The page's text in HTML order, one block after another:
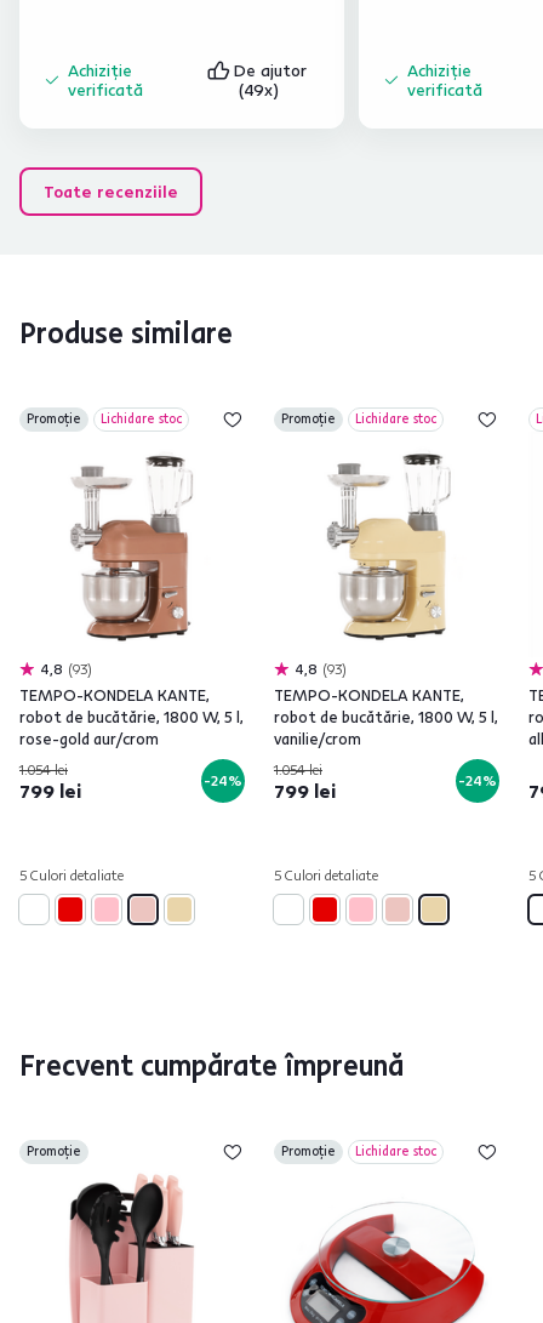
Achiziție
verificată
De ajutor
(49x)
Achiziție
verificată
Toate recenziile
Produse similare
Promoție Lichidare stoc
4,8 93
TEMPO-KONDELA KANTE,
robot de bucătărie, 1800 W, 5 l,
rose-gold aur/crom
1.054 lei
799 lei -24%
5 Culori detaliate
Promoție Lichidare stoc
4,8 93
TEMPO-KONDELA KANTE,
robot de bucătărie, 1800 W, 5 l,
vanilie/crom
1.054 lei
799 lei -24%
5 Culori detaliate 5
Frecvent cumpărate împreună
Promoție Promoție Lichidare stoc